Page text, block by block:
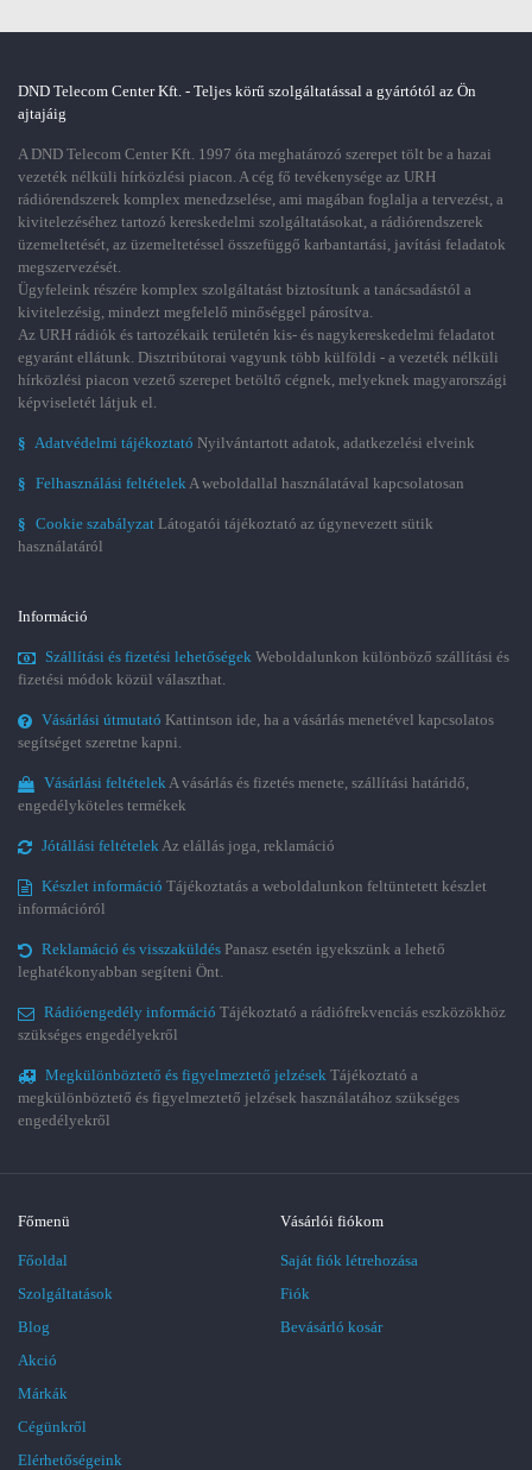
DND Telecom Center Kft. - Teljes körű szolgáltatással a gyártótól az Ön
ajtajáig
A DND Telecom Center Kft. 1997 óta meghatározó szerepet tölt be a hazai
vezeték nélküli hírközlési piacon. A cég fő tevékenysége az URH
rádiórendszerek komplex menedzselése, ami magában foglalja a tervezést, a
kivitelezéséhez tartozó kereskedelmi szolgáltatásokat, a rádiórendszerek
üzemeltetését, az üzemeltetéssel összefüggő karbantartási, javítási feladatok
megszervezését.
Ügyfeleink részére komplex szolgáltatást biztosítunk a tanácsadástól a
kivitelezésig, mindezt megfelelő minőséggel párosítva.
Az URH rádiók és tartozékaik területén kis- és nagykereskedelmi feladatot
egyaránt ellátunk. Disztribútorai vagyunk több külföldi - a vezeték nélküli
hírközlési piacon vezető szerepet betöltő cégnek, melyeknek magyarországi
képviseletét látjuk el.
§ Adatvédelmi tájékoztató Nyilvántartott adatok, adatkezelési elveink
§ Felhasználási feltételekA weboldallal használatával kapcsolatosan
§ Cookie szabályzat Látogatói tájékoztató az úgynevezett sütik
használatáról
Információ
Szállítási és fizetési lehetőségek Weboldalunkon különböző szállítási és
fizetési módok közül választhat.
Vásárlási útmutató Kattintson ide, ha a vásárlás menetével kapcsolatos
segítséget szeretne kapni.
Vásárlási feltételekA vásárlás és fizetés menete, szállítási határidő,
engedélyköteles termékek
Jótállási feltételekAz elállás joga, reklamáció
Készlet információ Tájékoztatás a weboldalunkon feltüntetett készlet
információról
Reklamáció és visszaküldés Panasz esetén igyekszünk a lehető
leghatékonyabban segíteni Önt.
Rádióengedély információ Tájékoztató a rádiófrekvenciás eszközökhöz
szükséges engedélyekről
Megkülönböztető és figyelmeztető jelzések Tájékoztató a
megkülönböztető és figyelmeztető jelzések használatához szükséges
engedélyekről
Főmenü
Főoldal
Szolgáltatások
Blog
Akció
Márkák
Cégünkről
Elérhetőségeink
Vásárlói fiókom
Saját fiók létrehozása
Fiók
Bevásárló kosár